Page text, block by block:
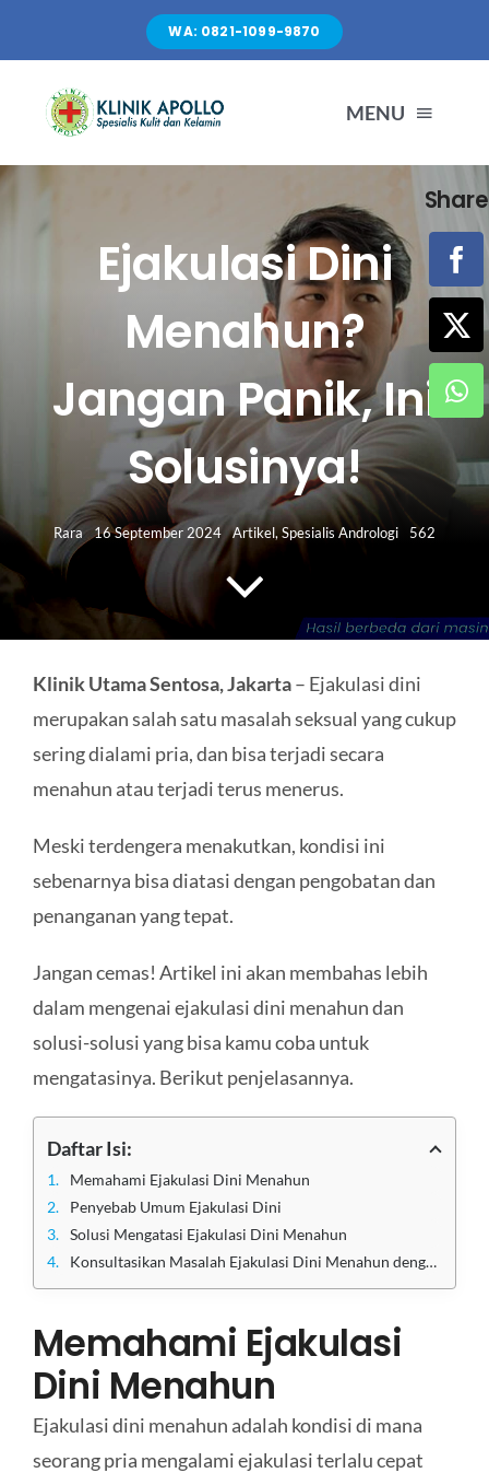
content
WA: 0821-1099-9870
MENU
TENTANG KAMI
LAYANAN
FASILITAS
ARTIKEL
HUBUNGI KAMI
Search
Ejakulasi Dini
Menahun?
Jangan Panik, Ini
Solusinya!
Rara 16 September 2024 Artikel,Spesialis Andrologi 562
Klinik Utama Sentosa, Jakarta– Ejakulasi dini
merupakan salah satu masalah seksual yang cukup
sering dialami pria, dan bisa terjadi secara
menahun atau terjadi terus menerus.
Meski terdengera menakutkan, kondisi ini
sebenarnya bisa diatasi dengan pengobatan dan
penanganan yang tepat.
Jangan cemas! Artikel ini akan membahas lebih
dalam mengenai ejakulasi dini menahun dan
solusi-solusi yang bisa kamu coba untuk
mengatasinya. Berikut penjelasannya.
Daftar Isi:
Memahami Ejakulasi Dini Menahun
Penyebab Umum Ejakulasi Dini
Solusi Mengatasi Ejakulasi Dini Menahun
Konsultasikan Masalah Ejakulasi Dini Menahun dengan Dokter Terbaik di Klinik Utama Sentosa
Memahami Ejakulasi
Dini Menahun
Ejakulasi dini menahun adalah kondisi di mana
seorang pria mengalami ejakulasi terlalu cepat
Share